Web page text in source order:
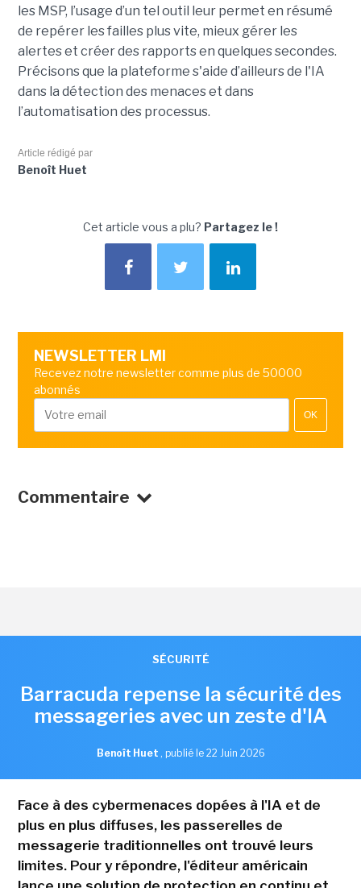
les MSP, l’usage d’un tel outil leur permet en résumé
de repérer les failles plus vite, mieux gérer les
alertes et créer des rapports en quelques secondes.
Précisons que la plateforme s'aide d’ailleurs de l'IA
dans la détection des menaces et dans
l’automatisation des processus.
Article rédigé par
Benoît Huet
Cet article vous a plu? Partagez le !
NEWSLETTER LMI
Recevez notre newsletter comme plus de 50000
abonnés
OK
Commentaire
SÉCURITÉ
Barracuda repense la sécurité des
messageries avec un zeste d'IA
Benoît Huet , publié le 22 Juin 2026
Face à des cybermenaces dopées à l'IA et de
plus en plus diffuses, les passerelles de
messagerie traditionnelles ont trouvé leurs
limites. Pour y répondre, l'éditeur américain